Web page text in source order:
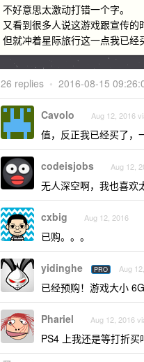
不好意思太激动打错一个字。
又看到很多人说这游戏跟宣传的
但就冲着星际旅行这一点我已经
26 replies • 2016-08-15
Cavolo Aug 12, 2016
值，反正我已经买了，
codeisjobs Aug 12,
无人深空啊，我也喜欢
cxbig Aug 12, 2016
已购。。。
yidinghe PRO Aug
已经预购！游戏大小
Phariel Aug 12, 2016
PS4 上我还是等打折买